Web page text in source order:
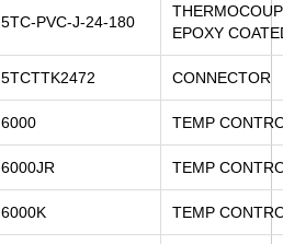
5TC-PVC-J-24-180
EPOXY
5TCTTK2472 CONNECTOR
6000 TEMP
6000JR TEMP
6000K TEMP